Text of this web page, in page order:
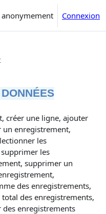
anonymement Connexion
créer une ligne, ajouter
un enregistrement,
les
les
supprimer un
des enregistrements,
des enregistrements,
enregistrements